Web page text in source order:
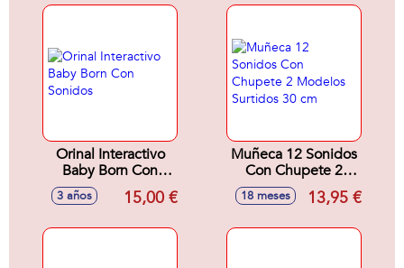
Orinal Interactivo
Baby Born Con
Sonidos
3 años 15,00 €
Muñeca 12 Sonidos
Con Chupete 2
Modelos Surtidos
30 cm
18 meses 13,95 €